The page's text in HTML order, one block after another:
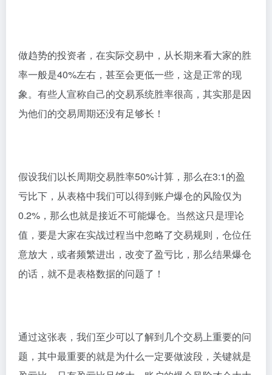
做趋势的投资者，在实际交易中，从长期来看大家的胜
率一般是40%左右，甚至会更低一些，这是正常的现
象。有些人宣称自己的交易系统胜率很高，其实那是因
为他们的交易周期还没有足够长！
假设我们以长周期交易胜率50%计算，那么在3:1的盈
亏比下，从表格中我们可以得到账户爆仓的风险仅为
0.2%，那么也就是接近不可能爆仓。当然这只是理论
值，要是大家在实战过程当中忽略了交易规则，仓位任
意放大，或者频繁进出，改变了盈亏比，那么结果爆仓
的话，就不是表格数据的问题了！
通过这张表，我们至少可以了解到几个交易上重要的问
题，其中最重要的就是为什么一定要做波段，关键就是